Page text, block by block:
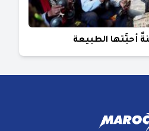
أحبَّتها الطبيعة